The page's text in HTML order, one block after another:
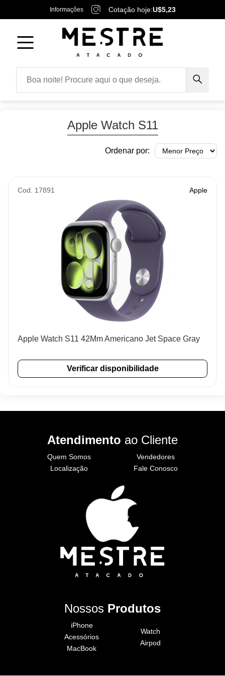
Informações Cotação hoje:U$5,23
Apple Watch S11
Ordenar por:
Cod. 17891 Apple
Apple Watch S11 42Mm Americano Jet Space Gray
Verificar disponibilidade
Atendimento ao Cliente
Quem Somos
Localização
Vendedores
Fale Conosco
Nossos Produtos
iPhone
Acessórios
MacBook
Watch
Airpod